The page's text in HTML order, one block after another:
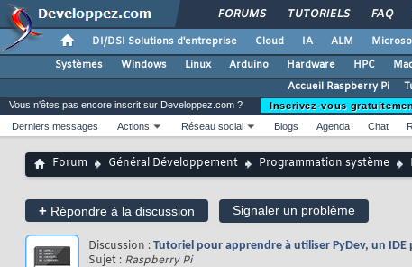
FORUMS TUTORIELS FAQ
DI/DSI Solutions d'entreprise Cloud IA ALM
Systèmes
Windows Linux Arduino Hardware HPC
Accueil Raspberry Pi
Vous n'êtes pas encore inscrit sur Developpez.com ?
Inscrivez-vous
Derniers messages
Actions Réseau social Blogs Agenda Chat
Forum Général Développement Programmation système
+ Répondre à la discussion Signaler un problème
Discussion : Tutoriel pour apprendre à utiliser PyDev, un IDE
Sujet : Raspberry Pi